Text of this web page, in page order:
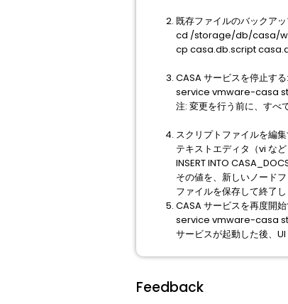
既存ファイルのバックア
cd /storage/db/casa/
cp casa.db.script
CASA サービスを停止する:
service vmware-casa
注: 変更を行う前に、すべ
スクリプトファイルを編
テキストエディタ（vi
INSERT INTO
その値を、新しいノード
ファイルを保存して終了し
CASA サービスを再度開
service vmware-casa
サービスが起動した後、
Feedback